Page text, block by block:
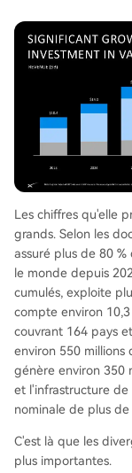
Les chiffres qu'elle
grands. Selon les
assuré plus de 80
le monde depuis
cumulés, exploite
compte environ
couvrant 164 pays
environ 550 millions
génère environ 350
et l'infrastructure de
nominale de plus de
C'est là que les
plus importantes.